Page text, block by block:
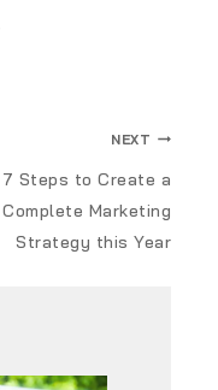
NEXT
7 Steps to Create a
Complete Marketing
Strategy this Year